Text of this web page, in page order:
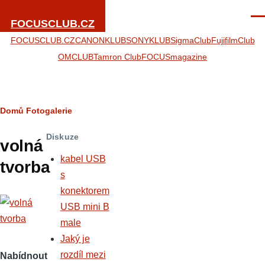
FOCUSCLUB.CZ
FOCUSCLUB.CZCANONKLUBSONYKLUBSigmaClubFujifilmClub
OMCLUBTamron ClubFOCUSmagazine
Drobečková
navigace
Domů Fotogalerie
volná
tvorba
Nabídnout
Diskuze
kabel USB
s
konektorem
USB mini B
male
Jaký je
rozdíl mezi